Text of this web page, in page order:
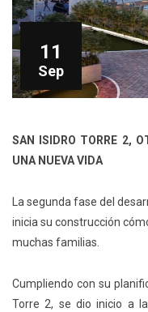
11
Sep
SAN ISIDRO TORRE 2,
UNA NUEVA VIDA
La segunda fase del
inicia su construcción
muchas familias.
Cumpliendo con su
Torre 2, se dio inicio a